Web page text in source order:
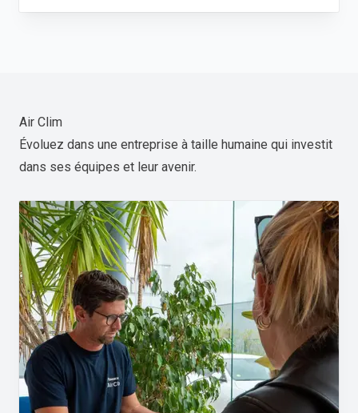
Air Clim
Évoluez dans une entreprise à taille humaine qui investit
dans ses équipes et leur avenir.